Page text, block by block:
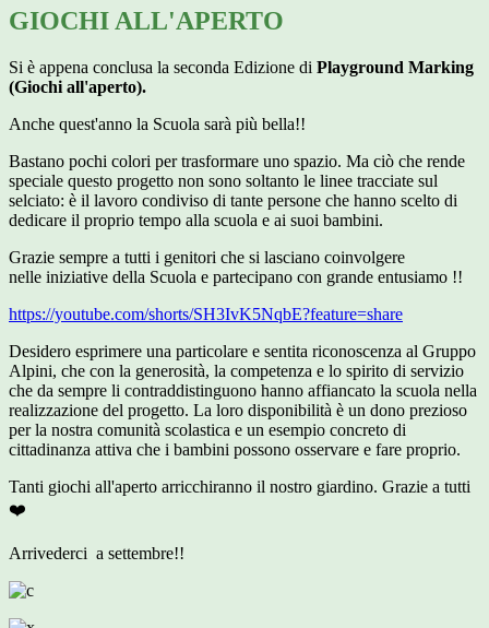
GIOCHI ALL'APERTO
Si è appena conclusa la seconda Edizione di Playground Marking
(Giochi all'aperto).
Anche quest'anno la Scuola sarà più bella!!
Bastano pochi colori per trasformare uno spazio. Ma ciò che rende
speciale questo progetto non sono soltanto le linee tracciate sul
selciato: è il lavoro condiviso di tante persone che hanno scelto di
dedicare il proprio tempo alla scuola e ai suoi bambini.
Grazie sempre a tutti i genitori che si lasciano coinvolgere
nelle iniziative della Scuola e partecipano con grande entusiamo !!
https://youtube.com/shorts/SH3IvK5NqbE?feature=share
Desidero esprimere una particolare e sentita riconoscenza al Gruppo
Alpini, che con la generosità, la competenza e lo spirito di servizio
che da sempre li contraddistinguono hanno affiancato la scuola nella
realizzazione del progetto. La loro disponibilità è un dono prezioso
per la nostra comunità scolastica e un esempio concreto di
cittadinanza attiva che i bambini possono osservare e fare proprio.
Tanti giochi all'aperto arricchiranno il nostro giardino. Grazie a tutti
❤️
Arrivederci a settembre!!